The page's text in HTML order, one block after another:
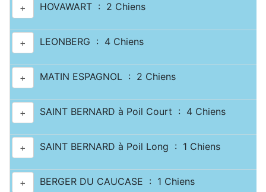
+ HOVAWART : 2 Chiens
+ LEONBERG : 4 Chiens
+ MATIN ESPAGNOL : 2 Chiens
+ SAINT BERNARD à Poil Court : 4 Chiens
+ SAINT BERNARD à Poil Long : 1 Chiens
+ BERGER DU CAUCASE : 1 Chiens